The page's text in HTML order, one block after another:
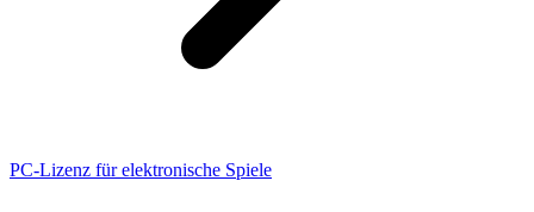
PC-Lizenz für elektronische Spiele